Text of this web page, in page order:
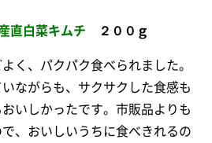
直白菜キムチ ２００ｇ
く、パクパク食べられました。
ながらも、サクサクした食感も
いしかったです。市販品よりも
、おいしいうちに食べきれるの